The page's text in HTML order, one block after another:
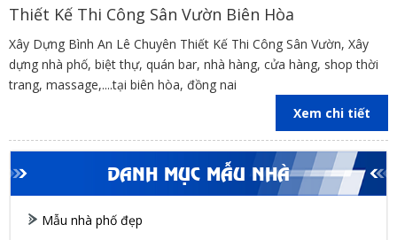
DANH MỤC MẪU NHÀ
Mẫu nhà phố đẹp
Thiết Kế Thi Công Sân Vườn Biên Hòa
Xây Dựng Bình An Lê Chuyên Thiết Kế Thi Công Sân Vườn, Xây
dựng nhà phố, biệt thự, quán bar, nhà hàng, cửa hàng, shop thời
trang, massage,....tại biên hòa, đồng nai
Xem chi tiết